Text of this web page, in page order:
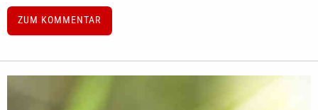
ZUM KOMMENTAR